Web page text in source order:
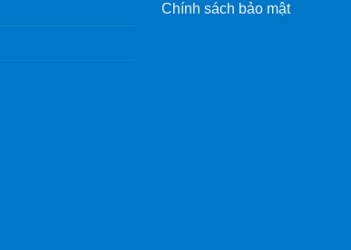
Chính sách bảo mật